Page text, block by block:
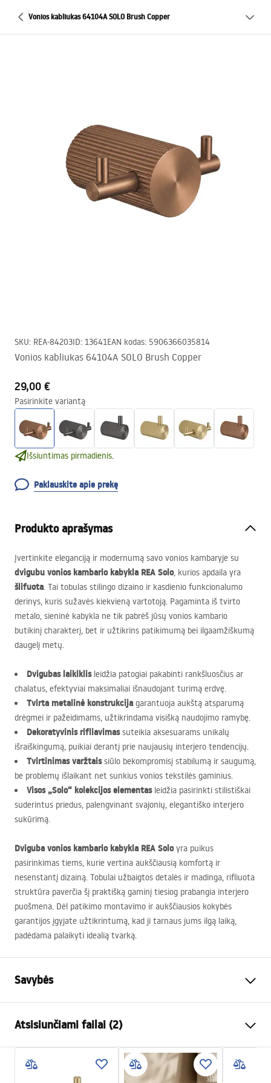
Vonios kabliukas 64104A SOLO Brush Copper
SKU: REA-84203ID: 13641EAN kodas: 5906366035814
Vonios kabliukas 64104A SOLO Brush Copper
29,00 €
Pasirinkite variantą
Išsiuntimas pirmadienis.
Paklauskite apie prekę
Produkto aprašymas
Įvertinkite eleganciją ir modernumą savo vonios kambaryje su
dvigubu vonios kambario kabykla REA Solo, kurios apdaila yra
šlifuota. Tai tobulas stilingo dizaino ir kasdienio funkcionalumo
derinys, kuris sužavės kiekvieną vartotoją. Pagaminta iš tvirto
metalo, sieninė kabykla ne tik pabrėš jūsų vonios kambario
butikinį charakterį, bet ir užtikrins patikimumą bei ilgaamžiškumą
daugelį metų.
Dvigubas laikiklisleidžia patogiai pakabinti rankšluosčius ar
chalatus, efektyviai maksimaliai išnaudojant turimą erdvę.
Tvirta metalinė konstrukcija garantuoja aukštą atsparumą
drėgmei ir pažeidimams, užtikrindama visišką naudojimo ramybę.
Dekoratyvinis rifliavimassuteikia aksesuarams unikalų
išraiškingumą, puikiai derantį prie naujausių interjero tendencijų.
Tvirtinimas varžtaissiūlo bekompromisį stabilumą ir saugumą,
be problemų išlaikant net sunkius vonios tekstilės gaminius.
Visos „Solo“ kolekcijos elementasleidžia pasirinkti stilistiškai
suderintus priedus, palengvinant svajonių, elegantiško interjero
sukūrimą.
Dviguba vonios kambario kabykla REA Soloyra puikus
pasirinkimas tiems, kurie vertina aukščiausią komfortą ir
nesenstantį dizainą. Tobulai užbaigtos detalės ir madinga, rifliuota
struktūra paverčia šį praktišką gaminį tiesiog prabangia interjero
puošmena. Dėl patikimo montavimo ir aukščiausios kokybės
garantijos įgyjate užtikrintumą, kad ji tarnaus jums ilgą laiką,
padėdama palaikyti idealią tvarką.
Savybės
Medžiaga
Montavimo būdas
Prisukamas
Plotis
72
mm
Atsisiunčiami failai (2)
Garantijos sąlygos
Warranty_Terms_and_Conditions_Accessories_-_24.pdf